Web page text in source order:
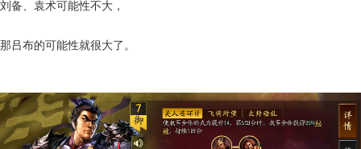
刘备、袁术可能性不大，
那吕布的可能性就很大了。